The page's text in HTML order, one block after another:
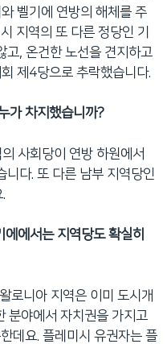
벨기에 연방의 해체를 주
지역의 또 다른 정당인 기
고, 온건한 노선을 견지하고
제4당으로 추락했습니다.
가 차지했습니까?
사회당이 연방 하원에서
다. 또 다른 남부 지역당인
에서는 지역당도 확실히
로니아 지역은 이미 도시개
분야에서 자치권을 가지고
데요. 플레미시 유권자는 플